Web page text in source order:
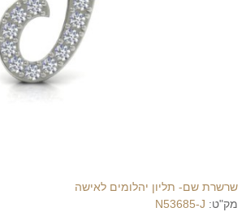
שרשרת שם- תליון יהלומים לאישה
מק"ט: N53685-J